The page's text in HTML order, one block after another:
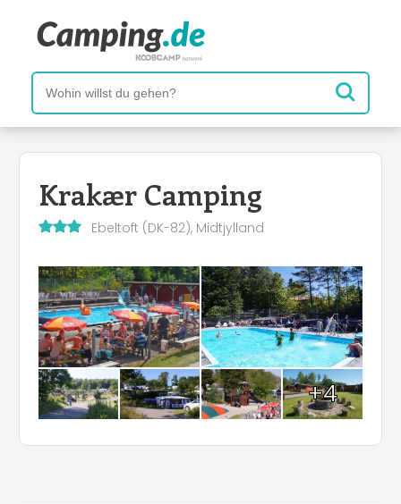
Krakær Camping
Ebeltoft (DK-82), Midtjylland
+4